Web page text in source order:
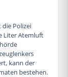
Polizei
Liter Atemluft
kann der
bestehen.